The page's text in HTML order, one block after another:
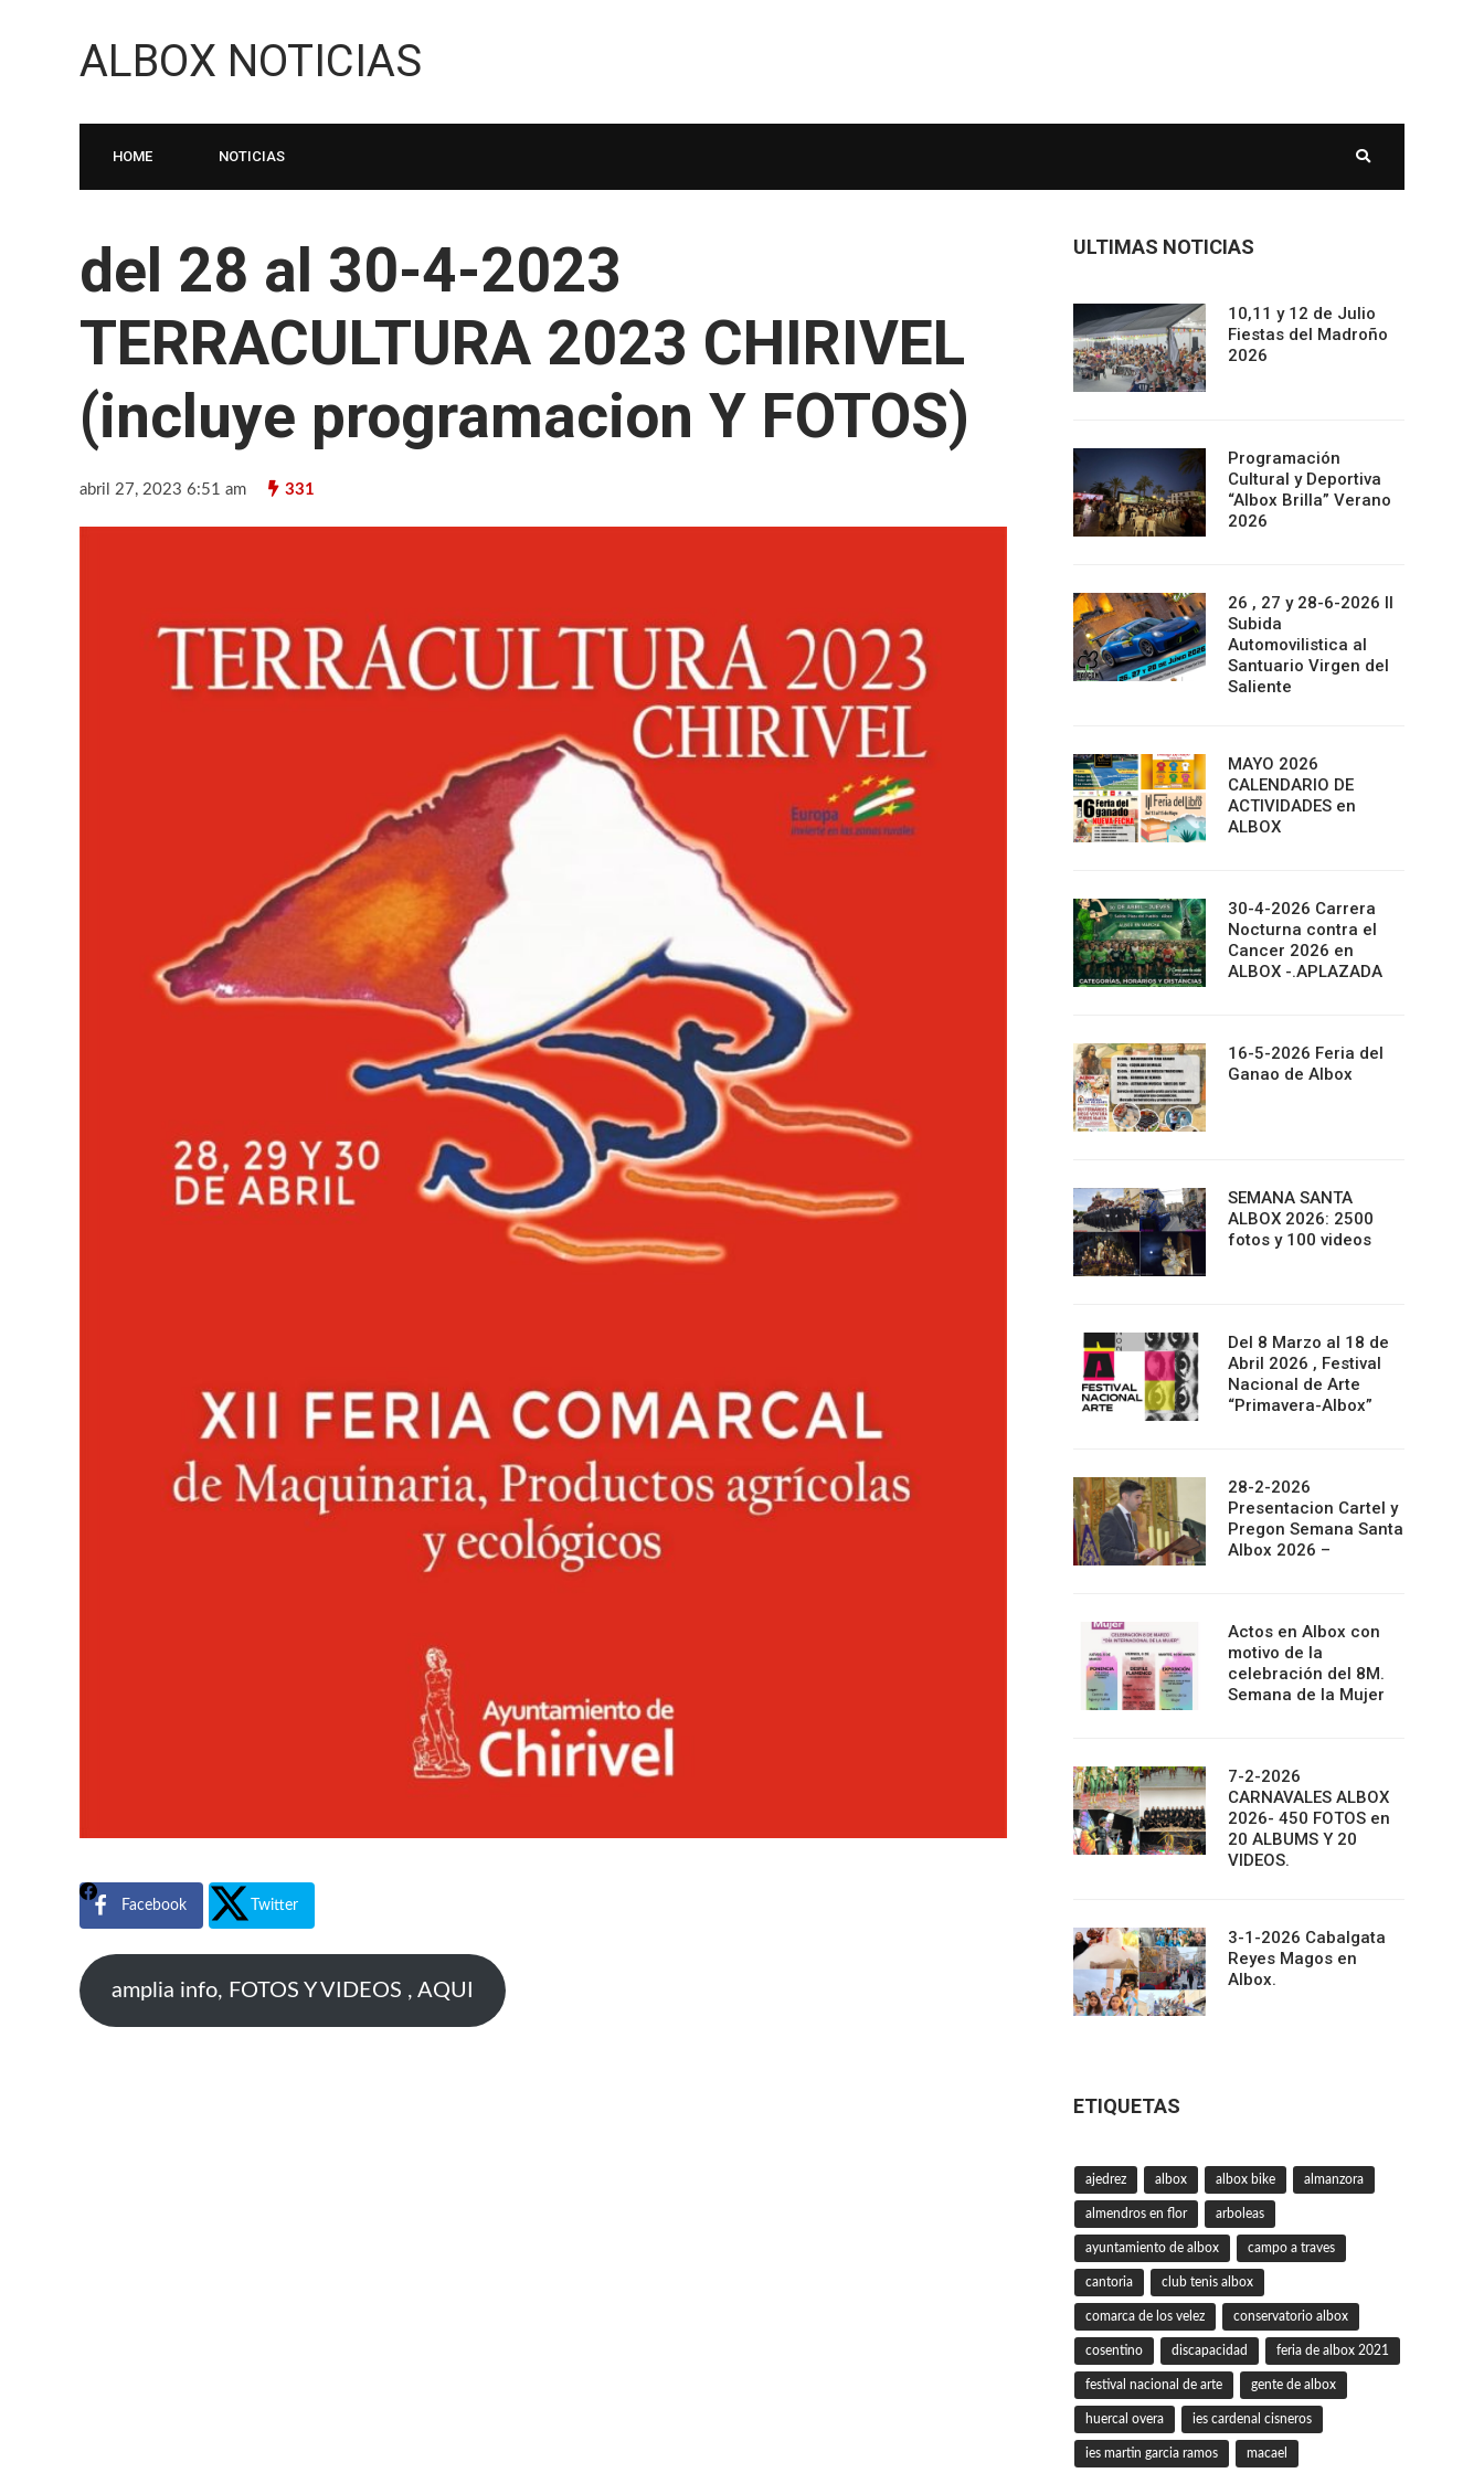
ALBOX NOTICIAS
HOME NOTICIAS
del 28 al 30-4-2023
TERRACULTURA 2023 CHIRIVEL
(incluye programacion Y FOTOS)
abril 27, 2023 6:51 am 331
Facebook Twitter
amplia info, FOTOS Y VIDEOS , AQUI
ULTIMAS NOTICIAS
10,11 y 12 de Julio
Fiestas del Madroño
2026
Programación
Cultural y Deportiva
“Albox Brilla” Verano
2026
26 , 27 y 28-6-2026 II
Subida
Automovilistica al
Santuario Virgen del
Saliente
MAYO 2026
CALENDARIO DE
ACTIVIDADES en
ALBOX
30-4-2026 Carrera
Nocturna contra el
Cancer 2026 en
ALBOX -.APLAZADA
16-5-2026 Feria del
Ganao de Albox
SEMANA SANTA
ALBOX 2026: 2500
fotos y 100 videos
Del 8 Marzo al 18 de
Abril 2026 , Festival
Nacional de Arte
“Primavera-Albox”
28-2-2026
Presentacion Cartel y
Pregon Semana Santa
Albox 2026 –
Actos en Albox con
motivo de la
celebración del 8M.
Semana de la Mujer
7-2-2026
CARNAVALES ALBOX
2026- 450 FOTOS en
20 ALBUMS Y 20
VIDEOS.
3-1-2026 Cabalgata
Reyes Magos en
Albox.
ETIQUETAS
ajedrez albox albox bike almanzora
almendros en flor arboleas
ayuntamiento de albox campo a traves
cantoria club tenis albox
comarca de los velez conservatorio albox
cosentino discapacidad feria de albox 2021
festival nacional de arte gente de albox
huercal overa ies cardenal cisneros
ies martin garcia ramos macael